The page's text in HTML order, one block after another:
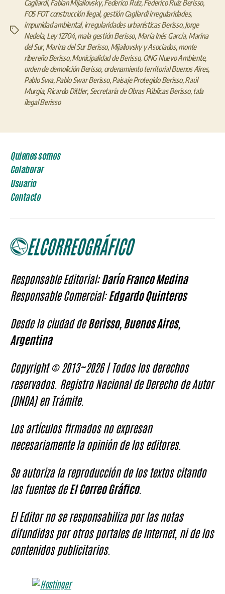
Etiquetas
Cagliardi,Fabian Mijailovsky,Federico Ruiz,Federico Ruiz Berisso,
FOS FOT construcción ilegal, gestión Cagliardi irregularidades,
impunidad ambiental, irregularidades urbanísticas Berisso,Jorge
Nedela, Ley 12704,mala gestión Berisso, María Inés García, Marina
del Sur, Marina del Sur Berisso, Mijailovsky y Asociados,monte
ribereño Berisso,Municipalidad de Berisso, ONG Nuevo Ambiente,
orden de demolición Berisso, ordenamiento territorial Buenos Aires,
Pablo Swa,Pablo Swar Berisso,Paisaje Protegido Berisso,Raúl
Murgia, Ricardo Dittler, Secretaría de Obras Públicas Berisso,tala
ilegal Berisso
Quienes somos
Colaborar
Usuario
Contacto
Responsable Editorial:Darío Franco Medina
Responsable Comercial:Edgardo Quinteros
Desde la ciudad deBerisso, Buenos Aires,
Argentina
Copyright © 2013~2026 | Todos los derechos
reservados. Registro Nacional de Derecho de Autor
(DNDA) en Trámite.
Los artículos firmados no expresan
necesariamente la opinión de los editores.
Se autoriza la reproducción de los textos citando
las fuentes deEl Correo Gráfico.
El Editor no se responsabiliza por las notas
difundidas por otros portales de Internet, ni de los
contenidos publicitarios.